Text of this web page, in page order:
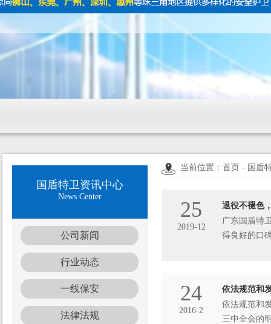
国盾特卫资讯中心
News Center
公司新闻
行业动态
一线保安
法律法规
当前位置：首页 - 国盾
退役不褪色
广东国盾特
得良好的口
25
2019-12
依法规范和
依法规范和
三中全会的
24
2016-2